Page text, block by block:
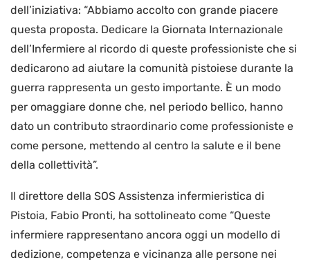
dell’iniziativa: “Abbiamo accolto con grande piacere
questa proposta. Dedicare la Giornata Internazionale
dell’Infermiere al ricordo di queste professioniste che si
dedicarono ad aiutare la comunità pistoiese durante la
guerra rappresenta un gesto importante. È un modo
per omaggiare donne che, nel periodo bellico, hanno
dato un contributo straordinario come professioniste e
come persone, mettendo al centro la salute e il bene
della collettività”.
Il direttore della SOS Assistenza infermieristica di
Pistoia, Fabio Pronti, ha sottolineato come “Queste
infermiere rappresentano ancora oggi un modello di
dedizione, competenza e vicinanza alle persone nei